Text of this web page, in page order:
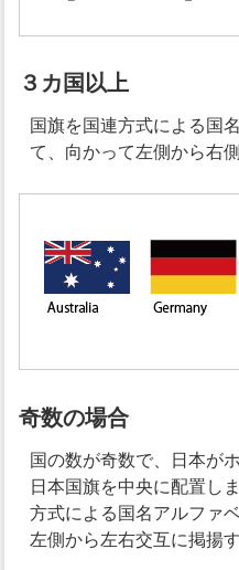
３カ国以上
国旗を国連方式による国
て、向かって左側から右
奇数の場合
国の数が奇数で、日本が
日本国旗を中央に配置し
方式による国名アルファ
左側から左右交互に掲揚